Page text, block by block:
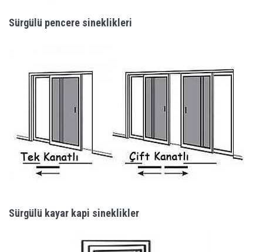
Sürgülü pencere sineklikleri
Sürgülü kayar kapi sineklikler